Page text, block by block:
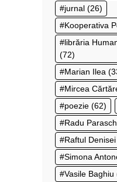
jurnal (26)
Kooperativa
librăria
(72)
Marian Ilea
Mircea
poezie (62)
Radu
Raftul Denisei
Simona
Vasile Baghiu